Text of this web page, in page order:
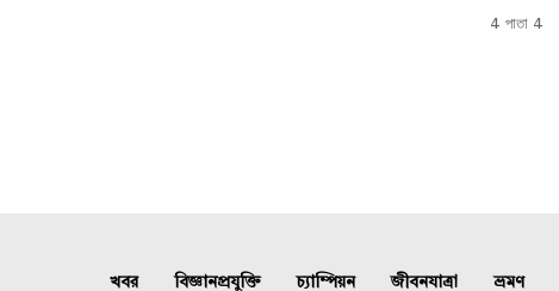
4 পাতা 4
খবর বিজ্ঞানপ্রযুক্তি চ্যাম্পিয়ন জীবনযাত্রা ভ্রমণ